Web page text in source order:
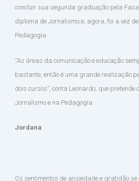
concluir sua segunda graduação pela
diploma de Jornalismo e, agora, foi a vez
Pedagogia.
“As áreas da comunicação e educação
bastante, então é uma grande realização
dois cursos”, conta Leonardo, que pretende
Jornalismo e na Pedagogia.
Jordana
Os sentimentos de ansiedade e gratidão